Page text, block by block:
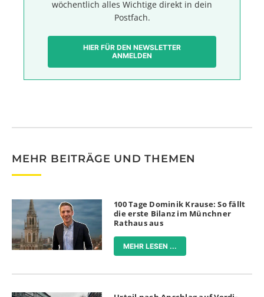
wöchentlich alles Wichtige direkt in dein
Postfach.
HIER FÜR DEN NEWSLETTER
ANMELDEN
MEHR BEITRÄGE UND THEMEN
100 Tage Dominik Krause: So fällt
die erste Bilanz im Münchner
Rathaus aus
MEHR LESEN ...